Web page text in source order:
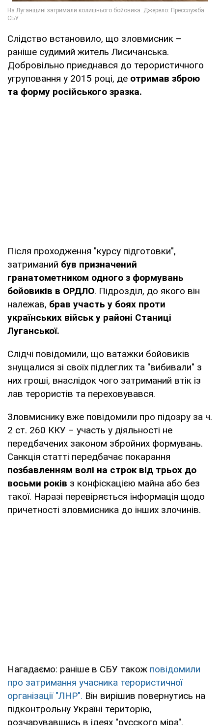
Слідство встановило, що зловмисник –
раніше судимий житель Лисичанська.
Добровільно приєднався до терористичного
угруповання у 2015 році, де отримав зброю
та форму російського зразка.
Після проходження "курсу підготовки",
затриманий був призначений
гранатометником одного з формувань
бойовиків в ОРДЛО. Підрозділ, до якого він
належав, брав участь у боях проти
українських військ у районі Станиці
Луганської.
Слідчі повідомили, що ватажки бойовиків
знущалися зі своїх підлеглих та "вибивали" з
них гроші, внаслідок чого затриманий втік із
лав терористів та переховувався.
Зловмиснику вже повідомили про підозру за ч.
2 ст. 260 ККУ – участь у діяльності не
передбачених законом збройних формувань.
Санкція статті передбачає покарання
позбавленням волі на строк від трьох до
восьми років з конфіскацією майна або без
такої. Наразі перевіряється інформація щодо
причетності зловмисника до інших злочинів.
Нагадаємо: раніше в СБУ також повідомили
про затримання учасника терористичної
організації "ЛНР". Він вирішив повернутись на
підконтрольну Україні територію,
розчарувавшись в ідеях "русского міра".